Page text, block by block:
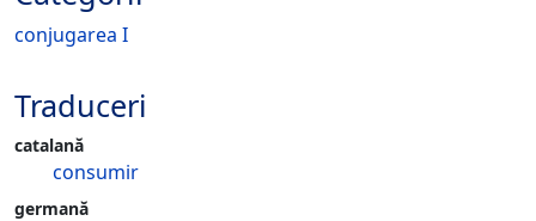
conjugarea I
Traduceri
catalană
consumir
germană